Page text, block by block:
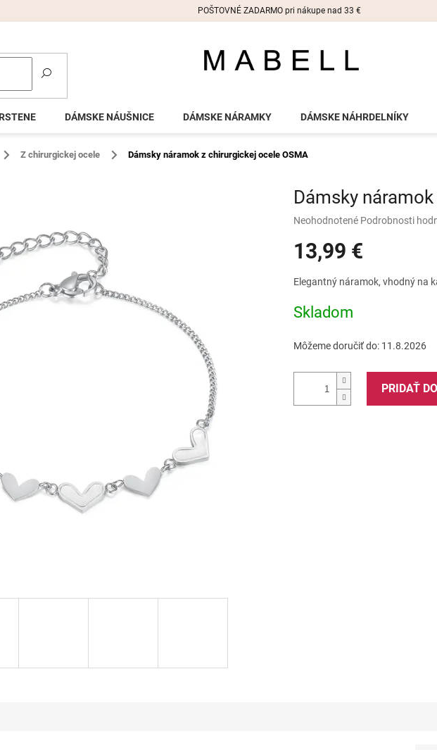
POŠTOVNÉ ZADARMO pri nákupe nad 33 €
DÁMSKE NÁUŠNICE DÁMSKE NÁRAMKY DÁMSKE NÁHRDELNÍKY
Z chirurgickej ocele Dámsky náramok z chirurgickej ocele OSMA
Dámsky
Priemerné
produktu
je
z
hviezdičiek.
Neohodnotené Podrobnosti
13,99 €
cena:
Elegantný náramok, vhodný na
Skladom
Môžeme doručiť do: 11.8.2026
PRIDAŤ